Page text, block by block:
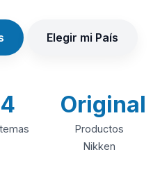
Elegir mi País
4 Original
Productos
Nikken